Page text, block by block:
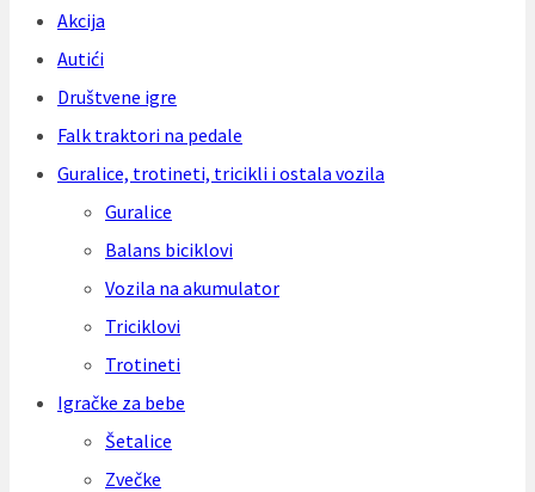
Akcija
Autići
Društvene igre
Falk traktori na pedale
Guralice, trotineti, tricikli i ostala vozila
Guralice
Balans biciklovi
Vozila na akumulator
Triciklovi
Trotineti
Igračke za bebe
Šetalice
Zvečke